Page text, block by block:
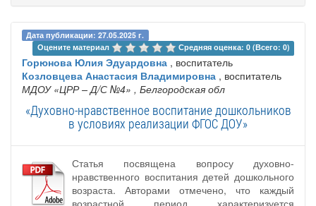
Дата публикации: 27.05.2025 г.
Оцените материал
Средняя оценка: 0 (Всего: 0)
Горюнова Юлия Эдуардовна , воспитатель
Козловцева Анастасия Владимировна , воспитатель
МДОУ «ЦРР – Д/С №4» , Белгородская обл
«Духовно-нравственное воспитание дошкольников
в условиях реализации ФГОС ДОУ»
Статья посвящена вопросу духовно-
нравственного воспитания детей дошкольного
возраста. Авторами отмечено, что каждый
возрастной период характеризуется